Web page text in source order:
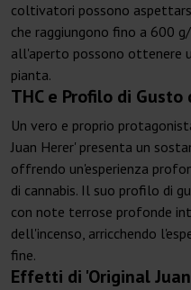
coltivatori possono
che raggiungono fino a 600
all'aperto possono ottenere
pianta.
THC e Profilo di
Un vero e proprio
Juan Herer' presenta un
offrendo un'esperienza
di cannabis. Il suo profilo di
con note terrose profonde
dell'incenso, arricchendo
fine.
Effetti di 'Original